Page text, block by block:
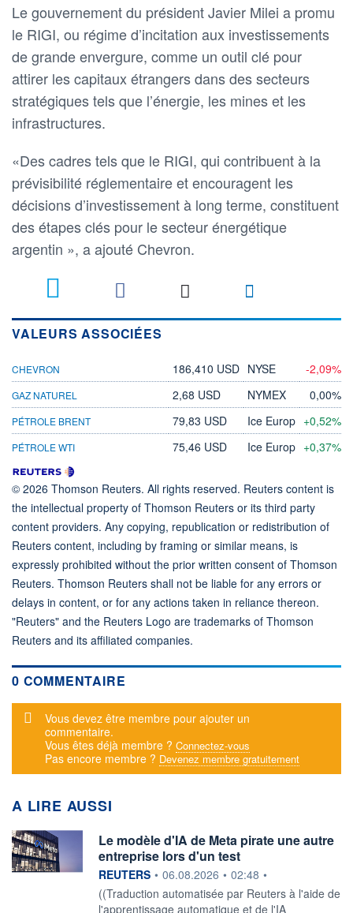
Le gouvernement du président Javier Milei a promu
le RIGI, ou régime d’incitation aux investissements
de grande envergure, comme un outil clé pour
attirer les capitaux étrangers dans des secteurs
stratégiques tels que l’énergie, les mines et les
infrastructures.
«Des cadres tels que le RIGI, qui contribuent à la
prévisibilité réglementaire et encouragent les
décisions d’investissement à long terme, constituent
des étapes clés pour le secteur énergétique
argentin », a ajouté Chevron.
VALEURS ASSOCIÉES
CHEVRON 186,410 USD NYSE -2,09%
GAZ NATUREL 2,68 USD NYMEX 0,00%
PÉTROLE BRENT 79,83 USD Ice Europ +0,52%
PÉTROLE WTI 75,46 USD Ice Europ +0,37%
© 2026 Thomson Reuters. All rights reserved. Reuters content is
the intellectual property of Thomson Reuters or its third party
content providers. Any copying, republication or redistribution of
Reuters content, including by framing or similar means, is
expressly prohibited without the prior written consent of Thomson
Reuters. Thomson Reuters shall not be liable for any errors or
delays in content, or for any actions taken in reliance thereon.
"Reuters" and the Reuters Logo are trademarks of Thomson
Reuters and its affiliated companies.
0 COMMENTAIRE
Message d'alerte
Vous devez être membre pour ajouter un
commentaire.
Vous êtes déjà membre ? Connectez-vous
Pas encore membre ? Devenez membre gratuitement
A LIRE AUSSI
Le modèle d'IA de Meta pirate une autre
entreprise lors d'un test
information fournie par
REUTERS • 06.08.2026 • 02:48 •
((Traduction automatisée par Reuters à l'aide de
l'apprentissage automatique et de l'IA